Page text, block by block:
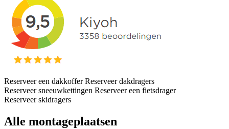
Reserveer een dakkoffer Reserveer dakdragers
Reserveer sneeuwkettingen Reserveer een fietsdrager
Reserveer skidragers
Alle montageplaatsen